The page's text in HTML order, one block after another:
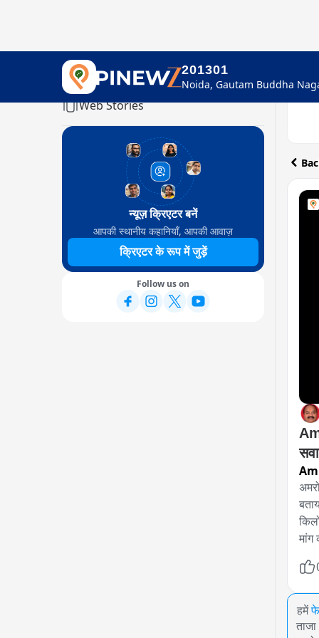
201301
Home
Web Stories
न्यूज़ क्रिएटर बनें
आपकी स्थानीय कहानियाँ, आपकी आवाज़
क्रिएटर के रूप में जुड़ें
Follow us on
मांग
हमें